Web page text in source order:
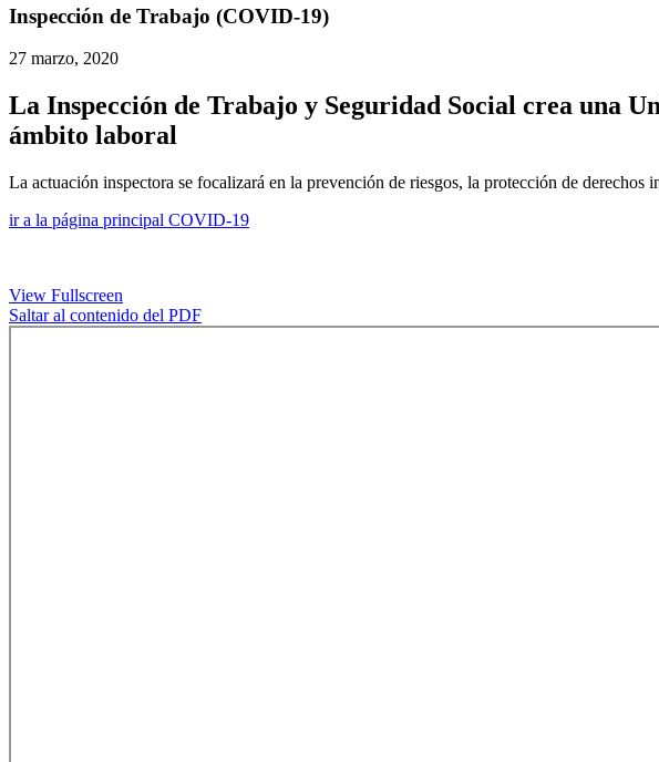
Inspección de Trabajo (COVID-19)
27 marzo, 2020
La Inspección de Trabajo y Seguridad Social crea una
ámbito laboral
La actuación inspectora se focalizará en la prevención de riesgos, la protección de
ir a la página principal COVID-19
View Fullscreen
Saltar al contenido del PDF